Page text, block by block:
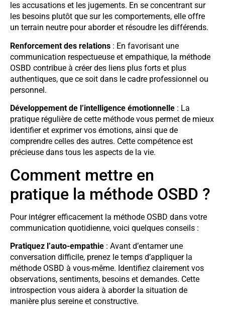
les accusations et les jugements. En se concentrant sur
les besoins plutôt que sur les comportements, elle offre
un terrain neutre pour aborder et résoudre les différends.
Renforcement des relations : En favorisant une
communication respectueuse et empathique, la méthode
OSBD contribue à créer des liens plus forts et plus
authentiques, que ce soit dans le cadre professionnel ou
personnel.
Développement de l’intelligence émotionnelle : La
pratique régulière de cette méthode vous permet de mieux
identifier et exprimer vos émotions, ainsi que de
comprendre celles des autres. Cette compétence est
précieuse dans tous les aspects de la vie.
Comment mettre en
pratique la méthode OSBD ?
Pour intégrer efficacement la méthode OSBD dans votre
communication quotidienne, voici quelques conseils :
Pratiquez l’auto-empathie : Avant d’entamer une
conversation difficile, prenez le temps d’appliquer la
méthode OSBD à vous-même. Identifiez clairement vos
observations, sentiments, besoins et demandes. Cette
introspection vous aidera à aborder la situation de
manière plus sereine et constructive.